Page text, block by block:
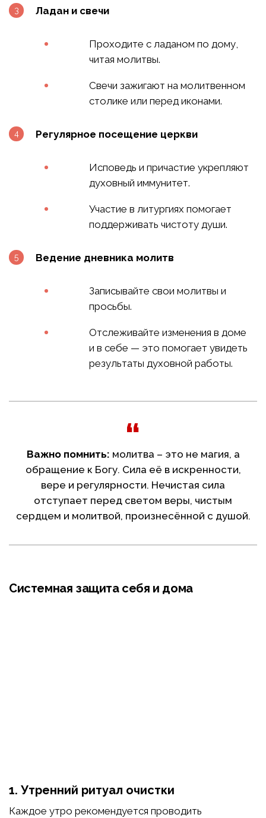
Ладан и свечи
Проходите с ладаном по дому,
читая молитвы.
Свечи зажигают на молитвенном
столике или перед иконами.
Регулярное посещение церкви
Исповедь и причастие укрепляют
духовный иммунитет.
Участие в литургиях помогает
поддерживать чистоту души.
Ведение дневника молитв
Записывайте свои молитвы и
просьбы.
Отслеживайте изменения в доме
и в себе — это помогает увидеть
результаты духовной работы.
Важно помнить: молитва – это не магия, а
обращение к Богу. Сила её в искренности,
вере и регулярности. Нечистая сила
отступает перед светом веры, чистым
сердцем и молитвой, произнесённой с душой.
Системная защита себя и дома
1. Утренний ритуал очистки
Каждое утро рекомендуется проводить